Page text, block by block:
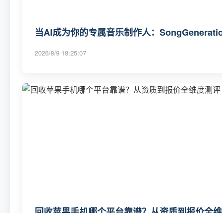
当AI成为你的专属音乐制作人：
2026/8/9 18:25:07